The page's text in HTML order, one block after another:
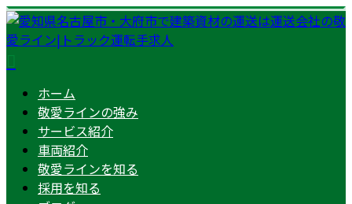
ホーム
敬愛ラインの強み
サービス紹介
車両紹介
敬愛ラインを知る
採用を知る